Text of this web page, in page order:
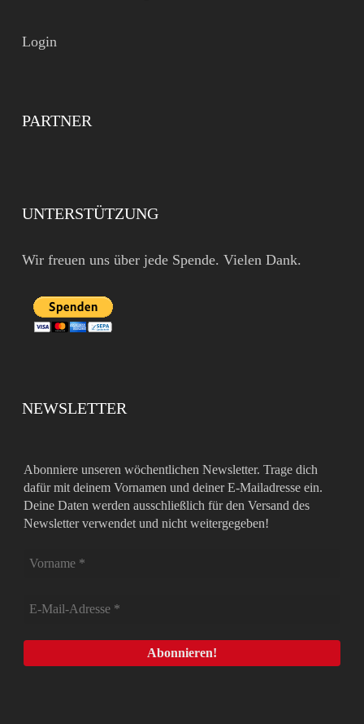
Login
PARTNER
UNTERSTÜTZUNG
Wir freuen uns über jede Spende. Vielen Dank.
NEWSLETTER
Abonniere unseren wöchentlichen Newsletter. Trage dich
dafür mit deinem Vornamen und deiner E-Mailadresse ein.
Deine Daten werden ausschließlich für den Versand des
Newsletter verwendet und nicht weitergegeben!